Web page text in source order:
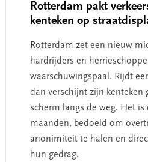
Rotterdam pakt
kenteken op
Rotterdam zet een nieuw
hardrijders en
waarschuwingspaal. Rijdt
dan verschijnt zijn kenteken
scherm langs de weg. Het is
maanden, bedoeld om
anonimiteit te halen en
hun gedrag.